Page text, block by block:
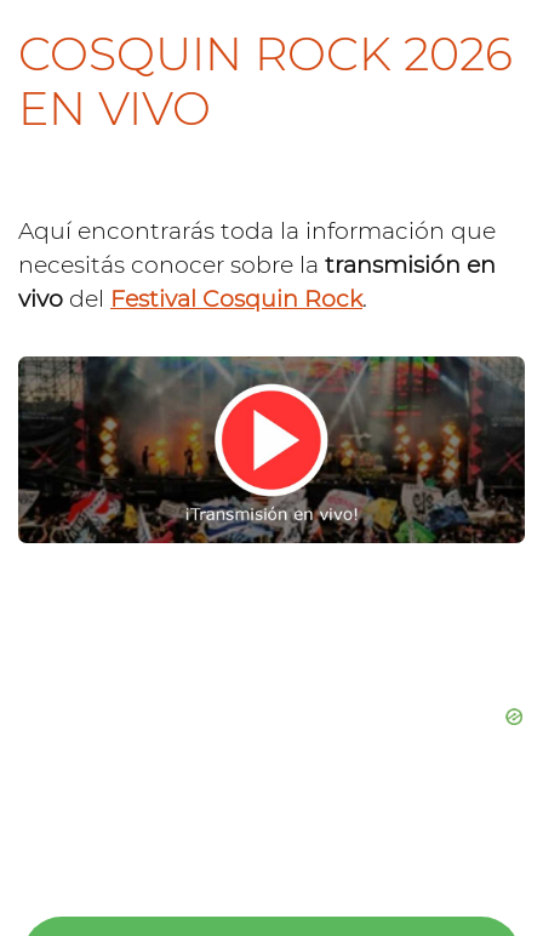
COSQUIN ROCK 2026
EN VIVO
Aquí encontrarás toda la información que
necesitás conocer sobre la transmisión en
vivo del Festival Cosquin Rock.